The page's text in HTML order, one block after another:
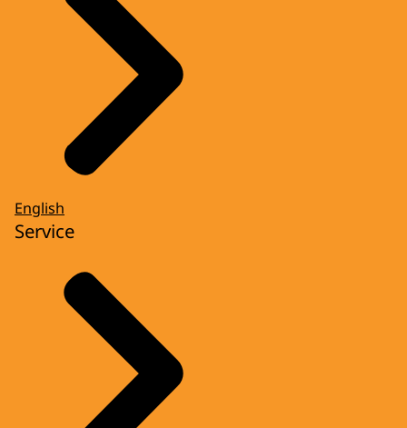
English
Service